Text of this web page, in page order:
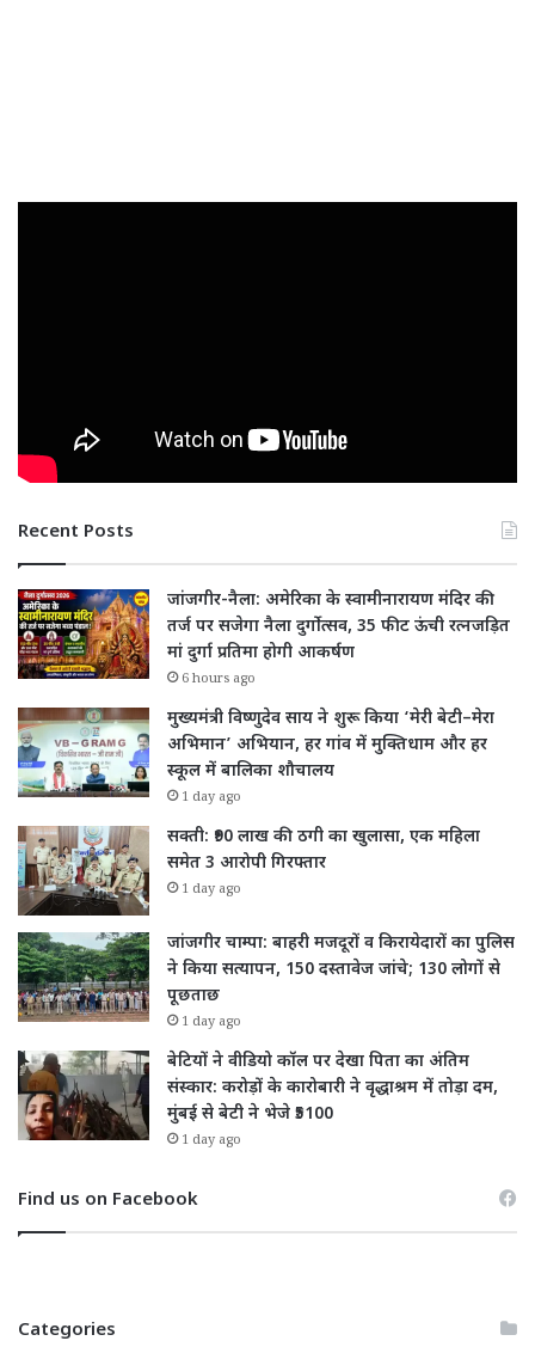
Recent Posts
जांजगीर-नैला: अमेरिका के स्वामीनारायण मंदिर की
तर्ज पर सजेगा नैला दुर्गोत्सव, 35 फीट ऊंची रत्नजड़ित
मां दुर्गा प्रतिमा होगी आकर्षण
6 hours ago
मुख्यमंत्री विष्णुदेव साय ने शुरू किया ‘मेरी बेटी–मेरा
अभिमान’ अभियान, हर गांव में मुक्तिधाम और हर
स्कूल में बालिका शौचालय
1 day ago
सक्ती: ₹90 लाख की ठगी का खुलासा, एक महिला
समेत 3 आरोपी गिरफ्तार
1 day ago
जांजगीर चाम्पा: बाहरी मजदूरों व किरायेदारों का पुलिस
ने किया सत्यापन, 150 दस्तावेज जांचे; 130 लोगों से
पूछताछ
1 day ago
बेटियों ने वीडियो कॉल पर देखा पिता का अंतिम
संस्कार: करोड़ों के कारोबारी ने वृद्धाश्रम में तोड़ा दम,
मुंबई से बेटी ने भेजे ₹5100
1 day ago
Find us on Facebook
Categories